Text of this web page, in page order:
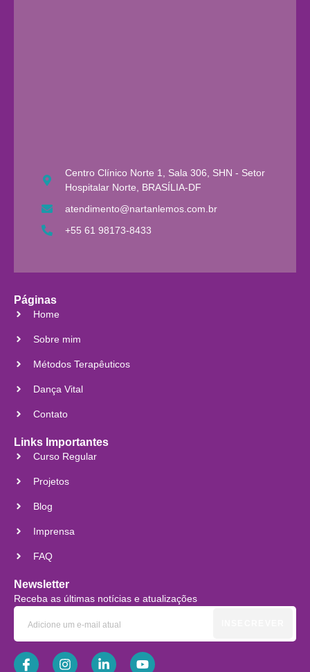
Centro Clínico Norte 1, Sala 306, SHN - Setor
Hospitalar Norte, BRASÍLIA-DF
atendimento@nartanlemos.com.br
+55 61 98173-8433
Páginas
Home
Sobre mim
Métodos Terapêuticos
Dança Vital
Contato
Links Importantes
Curso Regular
Projetos
Blog
Imprensa
FAQ
Newsletter
Receba as últimas notícias e atualizações